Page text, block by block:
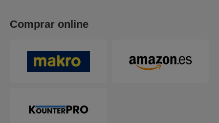
Comprar online